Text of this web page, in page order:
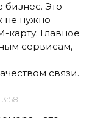
бизнес. Это
не нужно
карту. Главное
сервисам,
связи.